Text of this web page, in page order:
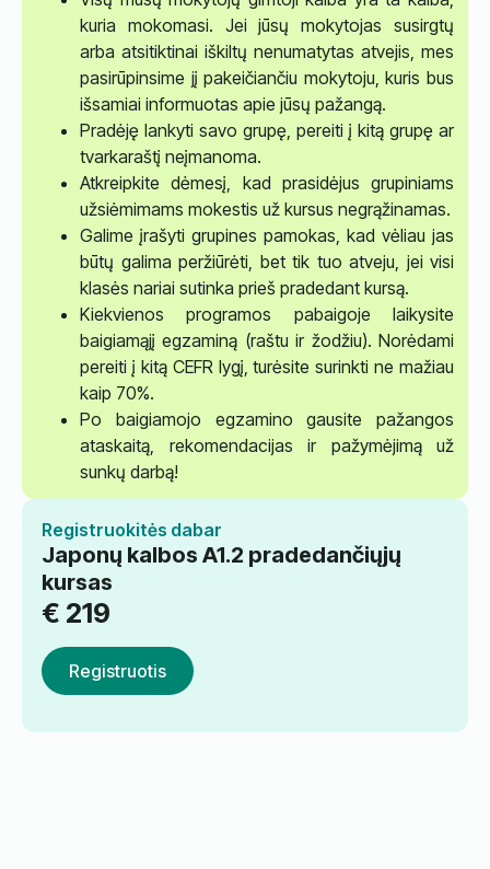
kuria mokomasi. Jei jūsų mokytojas susirgtų
arba atsitiktinai iškiltų nenumatytas atvejis, mes
pasirūpinsime jį pakeičiančiu mokytoju, kuris bus
išsamiai informuotas apie jūsų pažangą.
Pradėję lankyti savo grupę, pereiti į kitą grupę ar
tvarkaraštį neįmanoma.
Atkreipkite dėmesį, kad prasidėjus grupiniams
užsiėmimams mokestis už kursus negrąžinamas.
Galime įrašyti grupines pamokas, kad vėliau jas
būtų galima peržiūrėti, bet tik tuo atveju, jei visi
klasės nariai sutinka prieš pradedant kursą.
Kiekvienos programos pabaigoje laikysite
baigiamąjį egzaminą (raštu ir žodžiu). Norėdami
pereiti į kitą CEFR lygį, turėsite surinkti ne mažiau
kaip 70%.
Po baigiamojo egzamino gausite pažangos
ataskaitą, rekomendacijas ir pažymėjimą už
sunkų darbą!
Registruokitės dabar
Japonų kalbos A1.2 pradedančiųjų
kursas
€ 219
Registruotis